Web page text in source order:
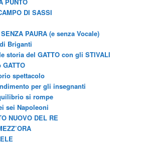
DI SASSI
PAURA (e senza Vocale)
Briganti
storia del GATTO con gli STIVALI
spettacolo
per gli insegnanti
si rompe
sei Napoleoni
NUOVO DEL RE